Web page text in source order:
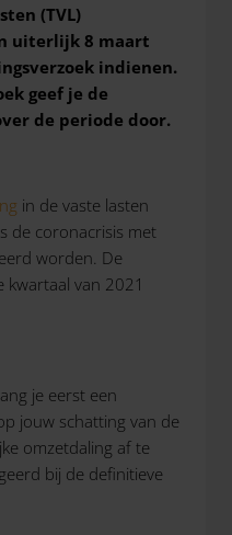
(TVL)
uiterlijk 8 maart
indienen.
geef je de
de periode door.
in de vaste lasten
de coronacrisis met
worden. De
van 2021
je eerst een
jouw schatting van de
omzetdaling af te
bij de definitieve